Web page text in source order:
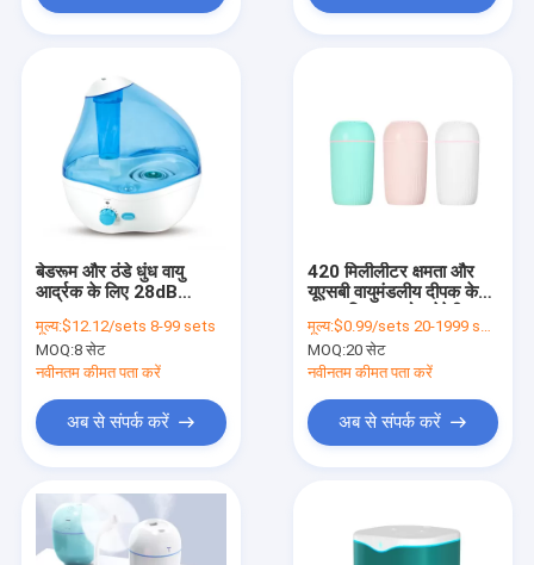
बेडरूम और ठंडे धुंध वायु
आर्द्रक के लिए 28dB
अल्ट्रासोनिक ह्यूमिडिफायर
मूल्य:$12.12/sets 8-99 sets
MOQ:8 सेट
नवीनतम कीमत पता करें
अब से संपर्क करें
420 मिलीलीटर क्षमता और
यूएसबी वायुमंडलीय दीपक के
उपहार आर्द्रक
मूल्य:$0.99/sets 20-1999 sets
MOQ:20 सेट
नवीनतम कीमत पता करें
अब से संपर्क करें